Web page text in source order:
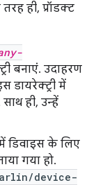
ही, प्रॉडक्ट
बनाएं. उदाहरण
डायरेक्ट्री में
ही, उन्हें
डिवाइस के लिए
गया हो.
device-